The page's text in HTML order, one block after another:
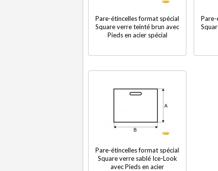
Pare-étincelles format spécial
Square verre teinté brun avec
Pieds en acier spécial
Pare-étincelles format spécial
Square verre sablé Ice-Look
avec Pieds en acier